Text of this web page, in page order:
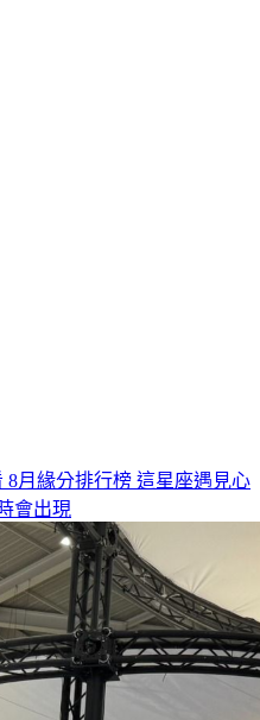
8月緣分排行榜 這星座遇見心
會出現